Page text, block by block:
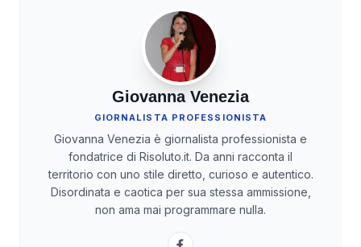
Giovanna Venezia
GIORNALISTA PROFESSIONISTA
Giovanna Venezia è giornalista professionista e
fondatrice di Risoluto.it. Da anni racconta il
territorio con uno stile diretto, curioso e autentico.
Disordinata e caotica per sua stessa ammissione,
non ama mai programmare nulla.